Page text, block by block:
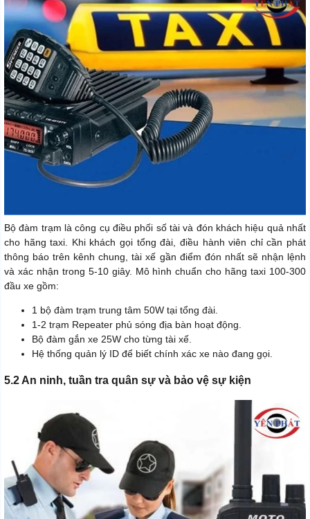
Bộ đàm trạm là công cụ điều phối số tài và đón khách hiệu quả nhất
cho hãng taxi. Khi khách gọi tổng đài, điều hành viên chỉ cần phát
thông báo trên kênh chung, tài xế gần điểm đón nhất sẽ nhận lệnh
và xác nhận trong 5-10 giây. Mô hình chuẩn cho hãng taxi 100-300
đầu xe gồm:
1 bộ đàm trạm trung tâm 50W tại tổng đài.
1-2 trạm Repeater phủ sóng địa bàn hoạt động.
Bộ đàm gắn xe 25W cho từng tài xế.
Hệ thống quản lý ID để biết chính xác xe nào đang gọi.
5.2 An ninh, tuần tra quân sự và bảo vệ sự kiện